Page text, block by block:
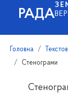
РАДА
Головна
Стенограми